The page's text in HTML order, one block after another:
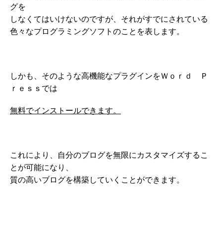
グを
しなくてはいけないのですが、それがすでにされている
色々なプログラミングソフトのことを表します。
しかも、そのような高機能なプラグインをＷｏｒｄ Ｐ
ｒｅｓｓでは
無料でインストールできます。
これにより、自分のブログを無限にカスタマイズするこ
とが可能になり、
質の高いブログを構築していくことができます。